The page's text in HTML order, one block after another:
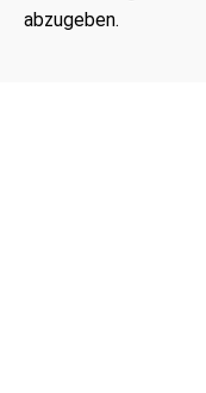
abzugeben.